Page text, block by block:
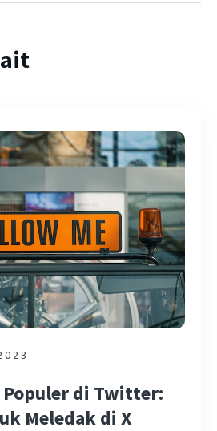
Populer di Twitter:
Meledak di X